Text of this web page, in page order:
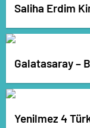
Saliha Erdim
Galatasaray –
Yenilmez 4